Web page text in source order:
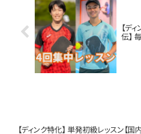
【デ
伝】
【ディンク特化】 単発初級レッスン【国